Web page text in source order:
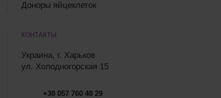
Доноры яйцеклеток
КОНТАКТЫ
Украина, г. Харьков
ул. Холодногорская 15
+38 057 760 48 29